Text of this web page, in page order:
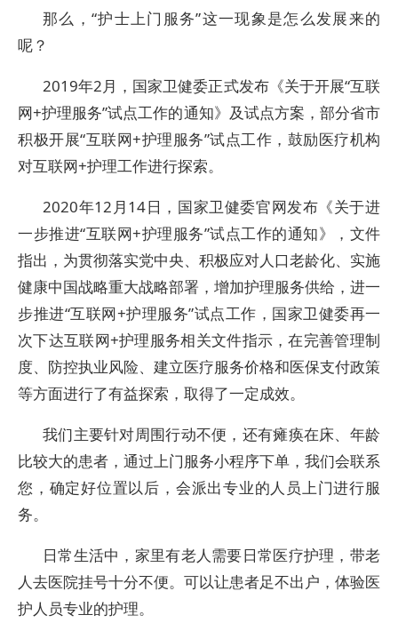
那么，“护士上门服务”这一现象是怎么发展来的
呢？
2019年2月，国家卫健委正式发布《关于开展“互联
网+护理服务”试点工作的通知》及试点方案，部分省市
积极开展“互联网+护理服务”试点工作，鼓励医疗机构
对互联网+护理工作进行探索。
2020年12月14日，国家卫健委官网发布《关于进
一步推进“互联网+护理服务”试点工作的通知》，文件
指出，为贯彻落实党中央、积极应对人口老龄化、实施
健康中国战略重大战略部署，增加护理服务供给，进一
步推进“互联网+护理服务”试点工作，国家卫健委再一
次下达互联网+护理服务相关文件指示，在完善管理制
度、防控执业风险、建立医疗服务价格和医保支付政策
等方面进行了有益探索，取得了一定成效。
我们主要针对周围行动不便，还有瘫痪在床、年龄
比较大的患者，通过上门服务小程序下单，我们会联系
您，确定好位置以后，会派出专业的人员上门进行服
务。
日常生活中，家里有老人需要日常医疗护理，带老
人去医院挂号十分不便。可以让患者足不出户，体验医
护人员专业的护理。